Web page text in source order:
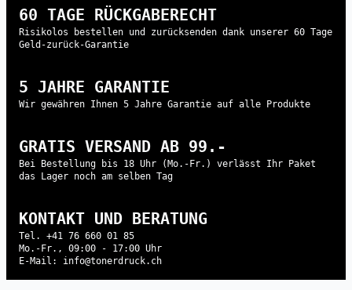
60 TAGE RÜCKGABERECHT
Risikolos bestellen und zurücksenden dank unserer 60 Tage
Geld-zurück-Garantie
5 JAHRE GARANTIE
Wir gewähren Ihnen 5 Jahre Garantie auf alle Produkte
GRATIS VERSAND AB 99.-
Bei Bestellung bis 18 Uhr (Mo.-Fr.) verlässt Ihr Paket
das Lager noch am selben Tag
KONTAKT UND BERATUNG
Tel. +41 76 660 01 85
Mo.-Fr., 09:00 - 17:00 Uhr
E-Mail: info@tonerdruck.ch